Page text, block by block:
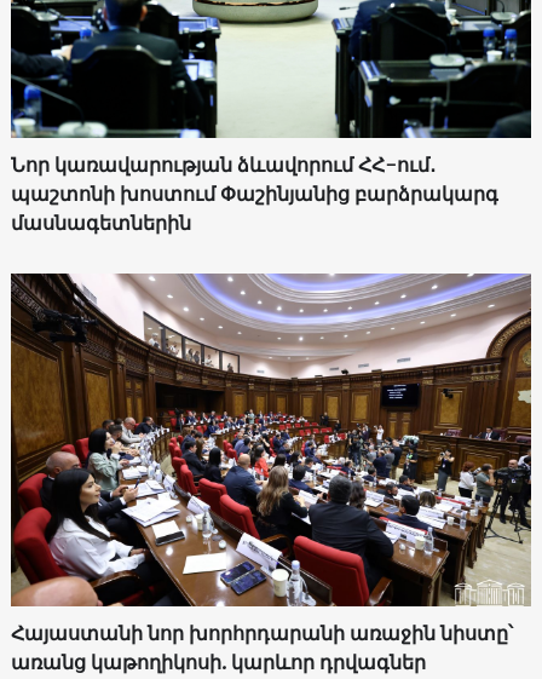
Նոր կառավարության ձևավորում ՀՀ-ում․
պաշտոնի խոստում Փաշինյանից բարձրակարգ
մասնագետներին
Հայաստանի նոր խորհրդարանի առաջին նիստը՝
առանց կաթողիկոսի. կարևոր դրվագներ